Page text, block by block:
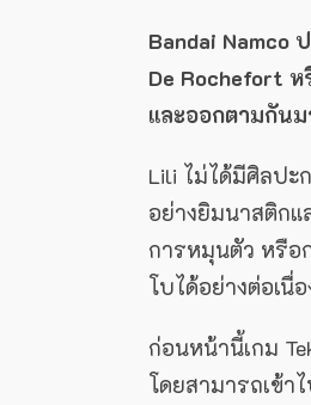
Bandai Namco
De Rochefort
และออกตามกัน
Lili ไม่ได้มีศิลปะ
อย่างยิมนาสติกแ
การหมุนตัว หรือ
โบได้อย่างต่อเนื่
ก่อนหน้านี้เกม
โดยสามารถเข้า